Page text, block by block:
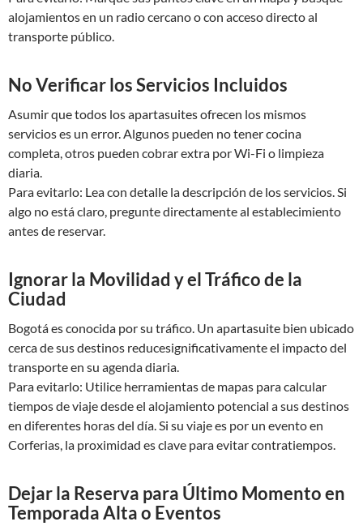
alojamientos en un radio cercano o con acceso directo al
transporte público.
No Verificar los Servicios Incluidos
Asumir que todos los apartasuites ofrecen los mismos
servicios es un error. Algunos pueden no tener cocina
completa, otros pueden cobrar extra por Wi-Fi o limpieza
diaria.
Para evitarlo: Lea con detalle la descripción de los servicios. Si
algo no está claro, pregunte directamente al establecimiento
antes de reservar.
Ignorar la Movilidad y el Tráfico de la
Ciudad
Bogotá es conocida por su tráfico. Un apartasuite bien ubicado
cerca de sus destinos reducesignificativamente el impacto del
transporte en su agenda diaria.
Para evitarlo: Utilice herramientas de mapas para calcular
tiempos de viaje desde el alojamiento potencial a sus destinos
en diferentes horas del día. Si su viaje es por un evento en
Corferias, la proximidad es clave para evitar contratiempos.
Dejar la Reserva para Último Momento en
Temporada Alta o Eventos